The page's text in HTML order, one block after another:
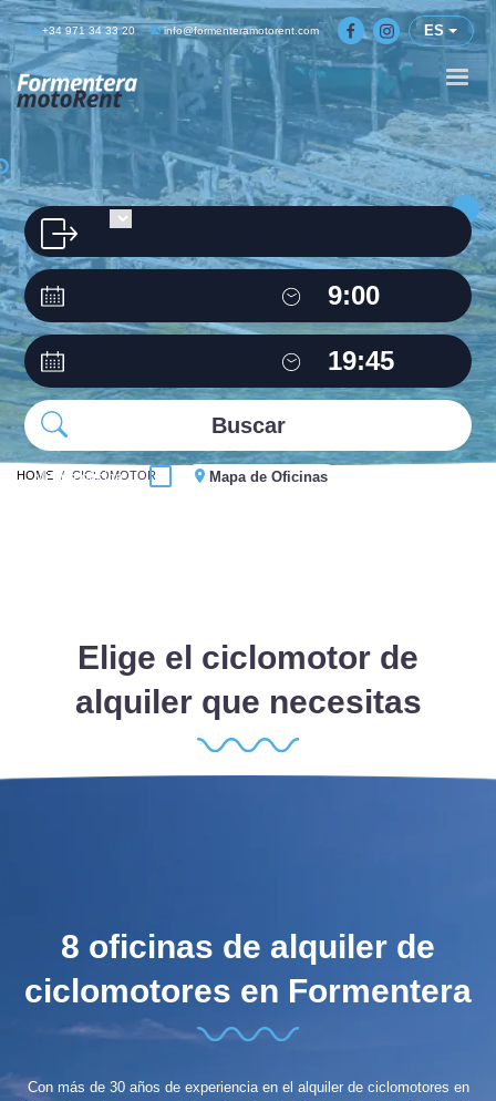
+34 971 34 33 20 info@formenteramotorent.com ES
HOME CICLOMOTOR
Misma oficina Mapa de Oficinas
Elige el ciclomotor de
alquiler que necesitas
8 oficinas de alquiler de
ciclomotores en Formentera
Con más de 30 años de experiencia en el alquiler de ciclomotores en